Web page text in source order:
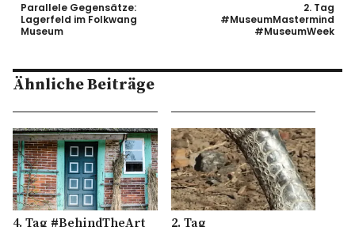
Parallele Gegensätze:
Lagerfeld im Folkwang
Museum
2. Tag
#MuseumMastermind
#MuseumWeek
Ähnliche Beiträge
4. Tag #BehindTheArt
2. Tag